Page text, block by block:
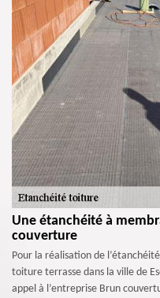
Une étanchéité à
couverture
Pour la réalisation de
toiture terrasse dans la ville de
appel à l’entreprise Brun